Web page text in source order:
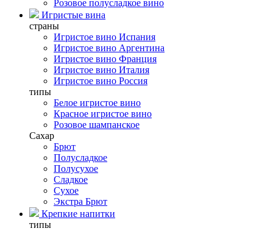
Розовое полусладкое вино
Игристые вина
страны
Игристое вино Испания
Игристое вино Аргентина
Игристое вино Франция
Игристое вино Италия
Игристое вино Россия
типы
Белое игристое вино
Красное игристое вино
Розовое шампанское
Сахар
Брют
Полусладкое
Полусухое
Сладкое
Сухое
Экстра Брют
Крепкие напитки
типы